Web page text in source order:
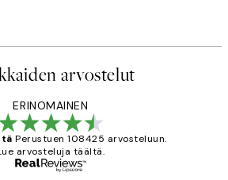
arvostelut
ERINOMAINEN
Perustuen 108425 arvosteluun.
arvosteluja täältä.